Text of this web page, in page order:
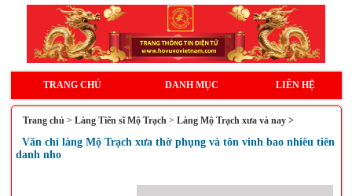
TRANG CHỦ DANH MỤC LIÊN HỆ
Trang chủ > Làng Tiến sĩ Mộ Trạch> Làng Mộ Trạch xưa và nay >
Văn chỉ làng Mộ Trạch xưa thờ phụng và tôn vinh bao nhiêu tiên
danh nho